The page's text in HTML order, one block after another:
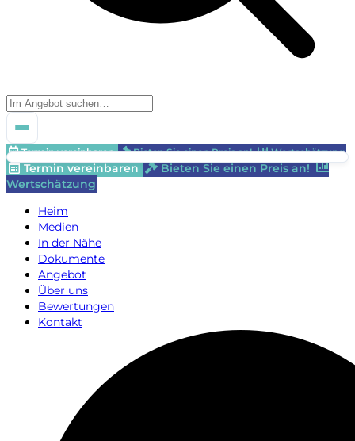
Termin vereinbaren Bieten Sie einen Preis an! Wertschätzung
Termin vereinbaren
Bieten Sie einen Preis an!
Wertschätzung
Heim
Medien
In der Nähe
Dokumente
Angebot
Über uns
Bewertungen
Kontakt